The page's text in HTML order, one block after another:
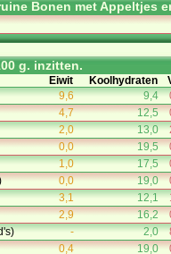
Bonen met Appeltjes
g. inzitten.
Eiwit Koolhydraten
9,6 9,4
4,7 12,5
2,0 13,0
0,0 19,5
1,0 17,5
0,0 19,0
3,1 12,1
2,9 16,2
- 2,0
0,4 19,0